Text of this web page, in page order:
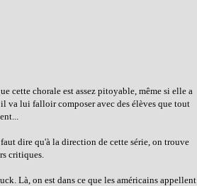
cette chorale est assez pitoyable, même si elle a
va lui falloir composer avec des élèves que tout
dire qu'à la direction de cette série, on trouve
critiques.
Là, on est dans ce que les américains appellent